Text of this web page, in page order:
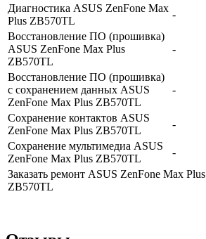
Диагностика ASUS ZenFone Max
Plus ZB570TL
-
Восстановление ПО (прошивка)
ASUS ZenFone Max Plus
ZB570TL
-
Восстановление ПО (прошивка)
с сохранением данных ASUS
ZenFone Max Plus ZB570TL
-
Сохранение контактов ASUS
ZenFone Max Plus ZB570TL
-
Сохранение мультимедиа ASUS
ZenFone Max Plus ZB570TL
-
Заказать ремонт ASUS ZenFone Max Plus
ZB570TL